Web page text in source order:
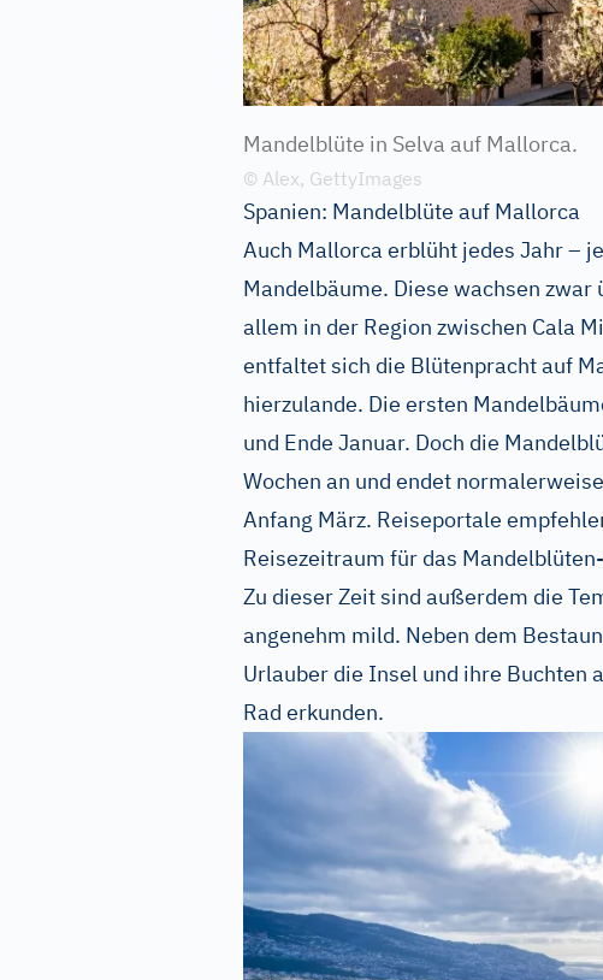
Mandelblüte in Selva auf Mallorca.
© Alex, GettyImages
Spanien: Mandelblüte auf Mallorca
Auch Mallorca erblüht jedes Jahr –
Mandelbäume. Diese wachsen
allem in der Region zwischen Cala
entfaltet sich die Blütenpracht auf
hierzulande. Die ersten
und Ende Januar. Doch die
Wochen an und endet
Anfang März. Reiseportale
Reisezeitraum für das
Zu dieser Zeit sind außerdem die
angenehm mild. Neben dem
Urlauber die Insel und ihre Buchten
Rad erkunden.